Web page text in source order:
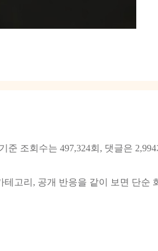
조회수는 497,324회, 댓글은
고리, 공개 반응을 같이 보면 단순